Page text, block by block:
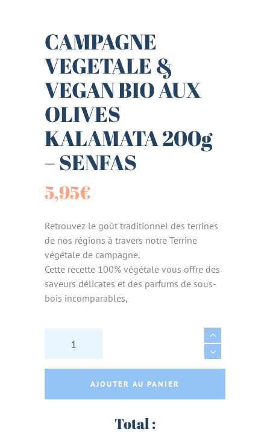
CAMPAGNE
VEGETALE &
VEGAN BIO AUX
OLIVES
KALAMATA 200g
– SENFAS
5,95€
Retrouvez le goût traditionnel des terrines
de nos régions à travers notre Terrine
végétale de campagne.
Cette recette 100% végétale vous offre des
saveurs délicates et des parfums de sous-
bois incomparables,
CAMPAGNE VEGETALE & VEGAN BIO AUX
AJOUTER AU PANIER
Total :